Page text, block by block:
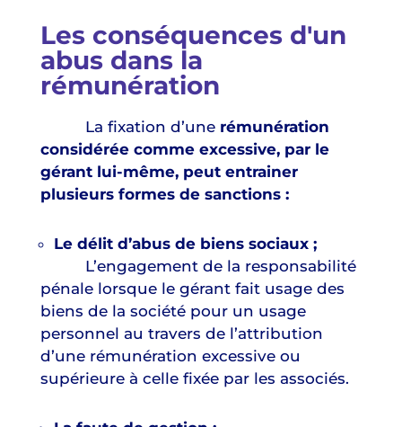
Les conséquences d'un
abus dans la
rémunération
La fixation d’une rémunération
considérée comme excessive, par le
gérant lui-même, peut entrainer
plusieurs formes de sanctions :
Le délit d’abus de biens sociaux ;
L’engagement de la responsabilité
pénale lorsque le gérant fait usage des
biens de la société pour un usage
personnel au travers de l’attribution
d’une rémunération excessive ou
supérieure à celle fixée par les associés.